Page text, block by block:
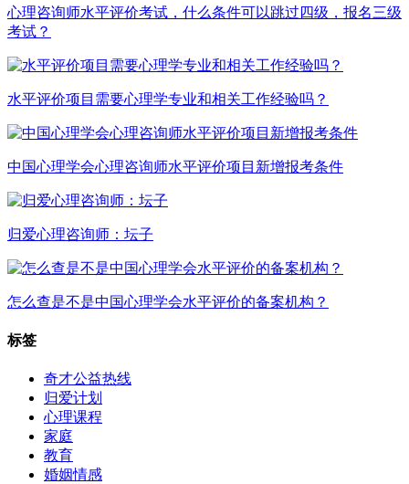
心理咨询师水平评价考试，什么条件可以跳过四级，报名三级
考试？
水平评价项目需要心理学专业和相关工作经验吗？
中国心理学会心理咨询师水平评价项目新增报考条件
归爱心理咨询师：坛子
怎么查是不是中国心理学会水平评价的备案机构？
标签
奇才公益热线
归爱计划
心理课程
家庭
教育
婚姻情感